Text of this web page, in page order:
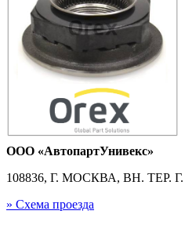
ООО «АвтопартУнивекс»
108836, Г. МОСКВА, ВН.
» Схема проезда